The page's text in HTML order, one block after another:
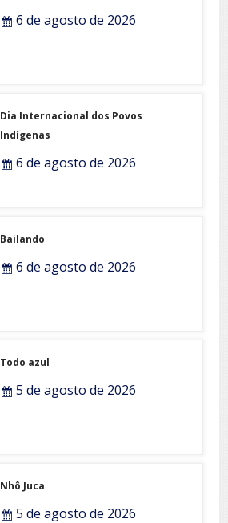
6 de agosto de 2026
Dia Internacional dos Povos
Indígenas
6 de agosto de 2026
Bailando
6 de agosto de 2026
Todo azul
5 de agosto de 2026
Nhô Juca
5 de agosto de 2026